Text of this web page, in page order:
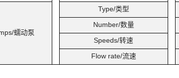
蠕动泵
Type/类型
Number/数量
Speeds/转速
Flow rate/流速